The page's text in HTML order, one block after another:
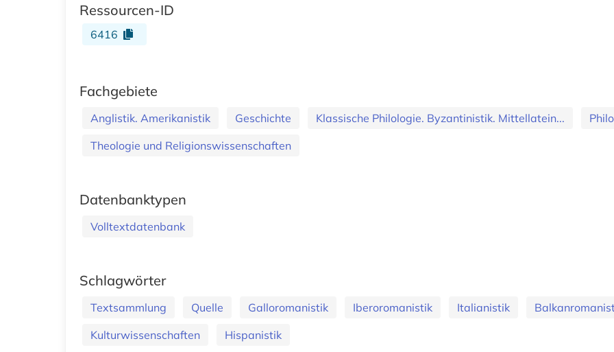
Ressourcen-ID
6416
Fachgebiete
Anglistik. Amerikanistik Geschichte Klassische Philologie. Byzantinistik. Mittellatein...
Theologie und Religionswissenschaften
Datenbanktypen
Volltextdatenbank
Schlagwörter
Textsammlung Quelle Galloromanistik Iberoromanistik Italianistik
Kulturwissenschaften
Hispanistik